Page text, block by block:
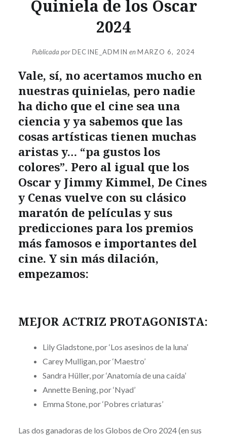
Quiniela de los Oscar
2024
Publicada porDECINE_ADMIN enMARZO 6, 2024
Vale, sí, no acertamos mucho en
nuestras quinielas, pero nadie
ha dicho que el cine sea una
ciencia y ya sabemos que las
cosas artísticas tienen muchas
aristas y… “pa gustos los
colores”. Pero al igual que los
Oscar y Jimmy Kimmel, De Cines
y Cenas vuelve con su clásico
maratón de películas y sus
predicciones para los premios
más famosos e importantes del
cine. Y sin más dilación,
empezamos:
MEJOR ACTRIZ PROTAGONISTA:
Lily Gladstone, por ‘Los asesinos de la luna’
Carey Mulligan, por ‘Maestro’
Sandra Hüller, por ‘Anatomía de una caída’
Annette Bening, por ‘Nyad’
Emma Stone, por ‘Pobres criaturas’
Las dos ganadoras de los Globos de Oro 2024 (en sus